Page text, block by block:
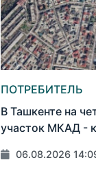
ПОТРЕБИТЕЛЬ
В Ташкенте на
участок МКАД -
06.08.2026